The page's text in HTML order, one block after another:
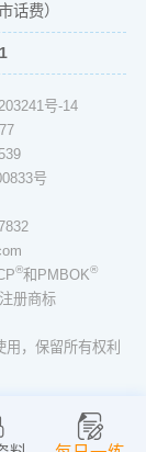
话费）
号-14
号
®和PMBOK®
册商标
，保留所有权利